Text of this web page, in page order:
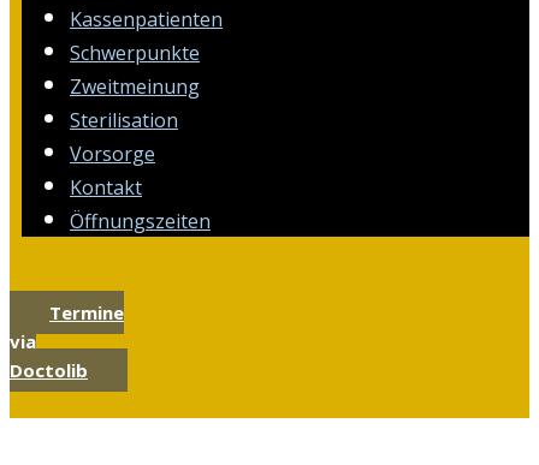
Kassenpatienten
Schwerpunkte
Zweitmeinung
Sterilisation
Vorsorge
Kontakt
Öffnungszeiten
Termine
via
Doctolib